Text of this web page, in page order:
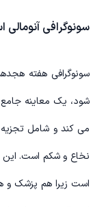
سونوگرافی آنومالی
سونوگرافی هفته
شود، یک معاینه
می کند و شامل
نخاع و شکم است. این
است زیرا هم پزشک و